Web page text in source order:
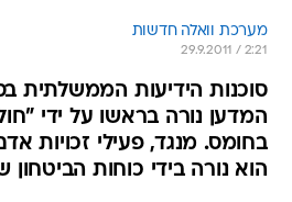
מערכת וואלה חדשות
29.9.2011 / 2:21
סוכנות הידיעות הממשלתית
המדען נורה בראשו על ידי
בחומס. מנגד, פעילי זכויות
הוא נורה בידי כוחות